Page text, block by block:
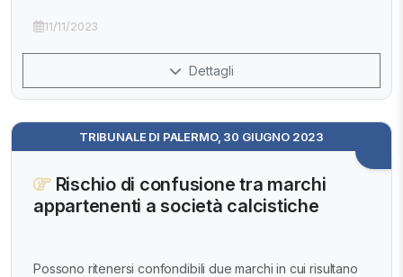
11/11/2023
Dettagli
TRIBUNALE DI PALERMO, 30 GIUGNO 2023
Rischio di confusione tra marchi
appartenenti a società calcistiche
Possono ritenersi confondibili due marchi in cui risultano